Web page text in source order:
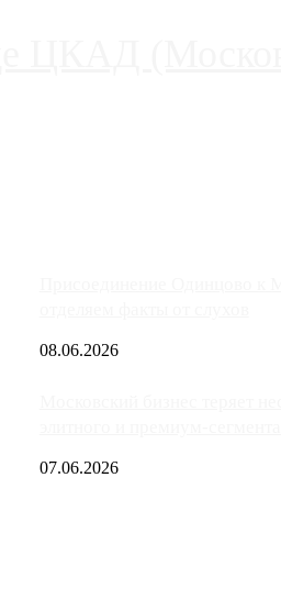
08.06.2026
07.06.2026